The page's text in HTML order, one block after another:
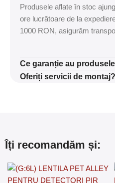
Produsele aflate în stoc
ore lucrătoare de la
1000 RON, asigurăm
Ce garanție au
Oferiți servicii de montaj?
Îți recomandăm și: